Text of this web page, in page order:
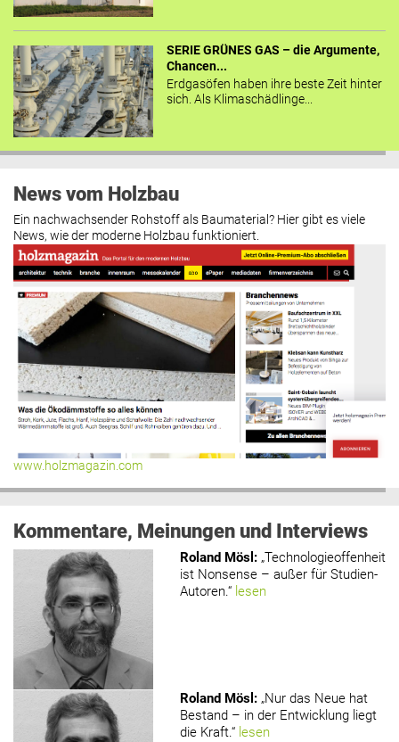
SERIE GRÜNES GAS – die Argumente,
Chancen...
Erdgasöfen haben ihre beste Zeit hinter
sich. Als Klimaschädlinge...
News vom Holzbau
Ein nachwachsender Rohstoff als Baumaterial? Hier gibt es viele
News, wie der moderne Holzbau funktioniert.
www.holzmagazin.com
Kommentare, Meinungen und Interviews
Roland Mösl : „Technologieoffenheit
ist Nonsense – außer für Studien-
Autoren.“ lesen
Roland Mösl : „Nur das Neue hat
Bestand – in der Entwicklung liegt
die Kraft.“ lesen